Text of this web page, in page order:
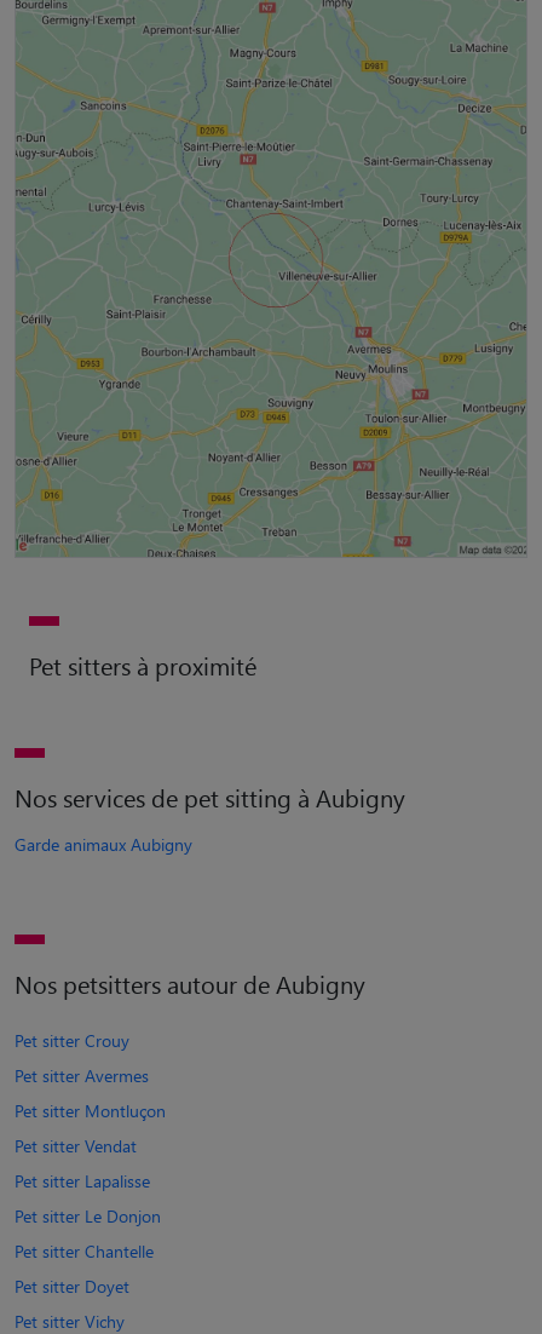
Pet sitters à proximité
Nos services de pet sitting à Aubigny
Garde animaux Aubigny
Nos petsitters autour de Aubigny
Pet sitter Crouy
Pet sitter Avermes
Pet sitter Montluçon
Pet sitter Vendat
Pet sitter Lapalisse
Pet sitter Le Donjon
Pet sitter Chantelle
Pet sitter Doyet
Pet sitter Vichy